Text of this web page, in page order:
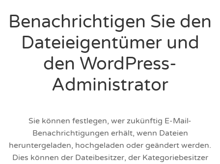
Benachrichtigen Sie den
Dateieigentümer und
den WordPress-
Administrator
Sie können festlegen, wer zukünftig E-Mail-
Benachrichtigungen erhält, wenn Dateien
heruntergeladen, hochgeladen oder geändert werden.
Dies können der Dateibesitzer, der Kategoriebesitzer